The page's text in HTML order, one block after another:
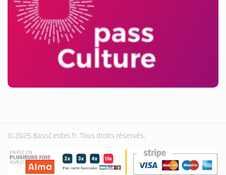
© 2025 BassCenter.fr. Tous droits réservés.